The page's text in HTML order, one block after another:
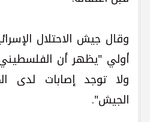
وقال جيش الاحتلال
أولي "يظهر أن
ولا توجد إصابات لدى
الجيش".